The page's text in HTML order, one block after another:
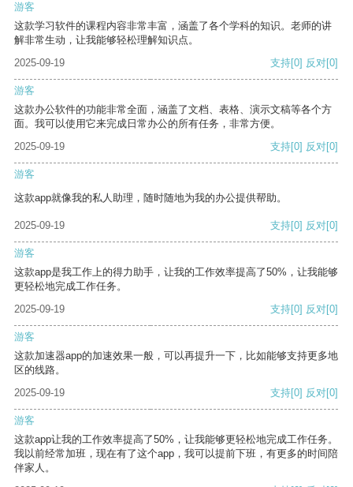
游客
这款学习软件的课程内容非常丰富，涵盖了各个学科的知识。老师的讲
解非常生动，让我能够轻松理解知识点。
2025-09-19
支持[0] 反对[0]
游客
这款办公软件的功能非常全面，涵盖了文档、表格、演示文稿等各个方
面。我可以使用它来完成日常办公的所有任务，非常方便。
2025-09-19
支持[0] 反对[0]
游客
这款app就像我的私人助理，随时随地为我的办公提供帮助。
2025-09-19 支持[0] 反对[0]
游客
这款app是我工作上的得力助手，让我的工作效率提高了50%，让我能够
更轻松地完成工作任务。
2025-09-19
支持[0] 反对[0]
游客
这款加速器app的加速效果一般，可以再提升一下，比如能够支持更多地
区的线路。
2025-09-19
支持[0] 反对[0]
游客
这款app让我的工作效率提高了50%，让我能够更轻松地完成工作任务。
我以前经常加班，现在有了这个app，我可以提前下班，有更多的时间陪
伴家人。